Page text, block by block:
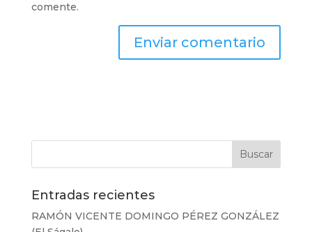
comente.
Entradas recientes
RAMÓN VICENTE DOMINGO PÉREZ GONZÁLEZ